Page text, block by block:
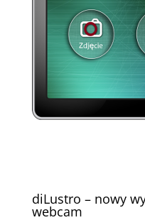
diLustro – nowy
webcam